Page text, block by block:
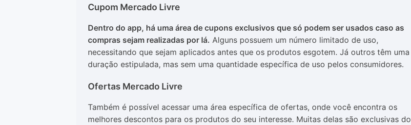
Cupom Mercado Livre
Dentro do app, há uma área de cupons exclusivos que só podem ser usados caso as
compras sejam realizadas por lá. Alguns possuem um número limitado de uso,
necessitando que sejam aplicados antes que os produtos esgotem. Já outros têm uma
duração estipulada, mas sem uma quantidade específica de uso pelos consumidores.
Ofertas Mercado Livre
Também é possível acessar uma área específica de ofertas, onde você encontra os
melhores descontos para os produtos do seu interesse. Muitas delas são exclusivas do